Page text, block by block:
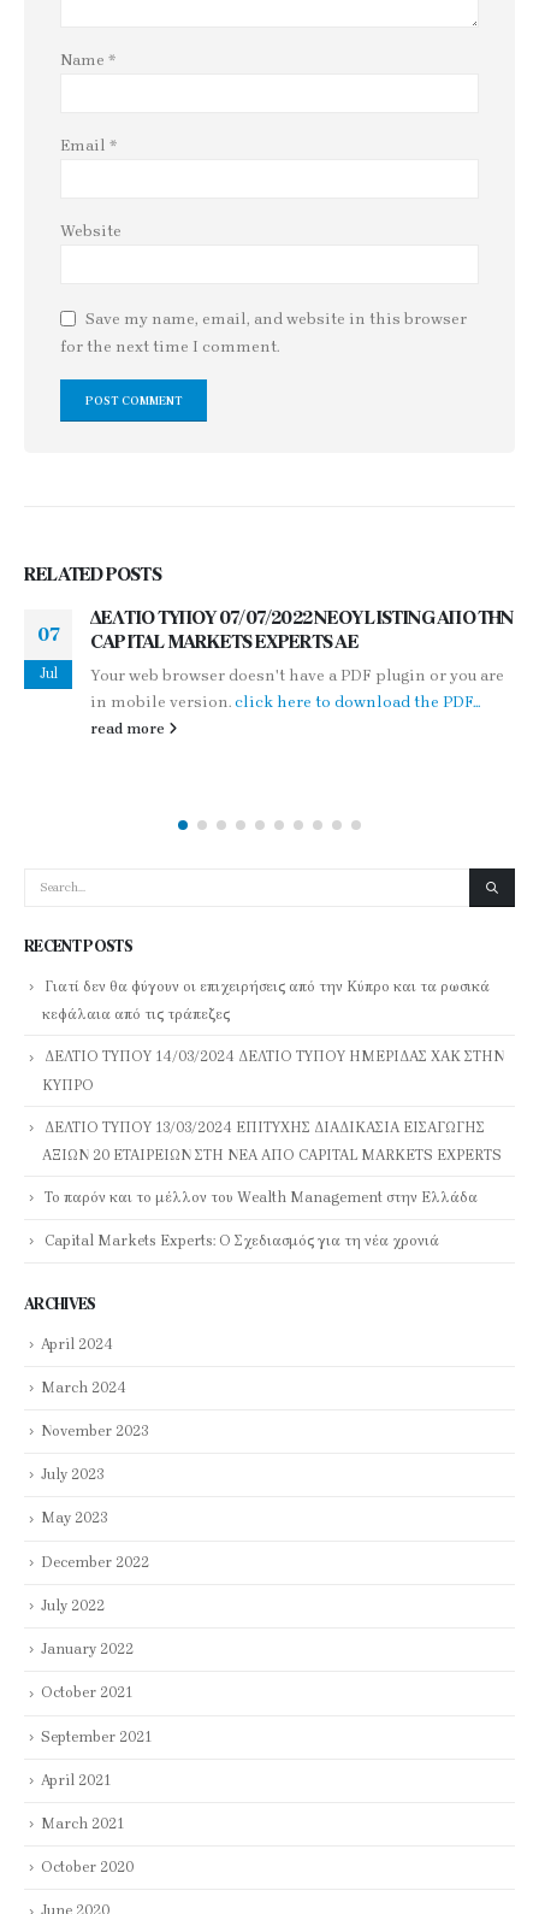
Name *
Email *
Website
Save my name, email, and website in this browser
for the next time I comment.
RELATEDPOSTS
29
Mar
ΔΕΛΤΙΟ ΤΥΠΟΥ 29/03/2012
Your web browser doesn't have a PDF plugin or you are
in mobile version.click here to download the PDF...
read more
RECENT POSTS
Γιατί δεν θα φύγουν οι επιχειρήσεις από την Κύπρο και τα ρωσικά
κεφάλαια από τις τράπεζες
ΔΕΛΤΙΟ ΤΥΠΟΥ 14/03/2024 ΔΕΛΤΙΟ ΤΥΠΟΥ ΗΜΕΡΙΔΑΣ ΧΑΚ ΣΤΗΝ
ΚΥΠΡΟ
ΔΕΛΤΙΟ ΤΥΠΟΥ 13/03/2024 ΕΠΙΤΥΧΗΣ ΔΙΑΔΙΚΑΣΙΑ ΕΙΣΑΓΩΓΗΣ
ΑΞΙΩΝ 20 ΕΤΑΙΡΕΙΩΝ ΣΤΗ ΝΕΑ ΑΠΟ CAPITAL MARKETS EXPERTS
Το παρόν και το μέλλον του Wealth Management στην Ελλάδα
Capital Markets Experts: Ο Σχεδιασμός για τη νέα χρονιά
ARCHIVES
April 2024
March 2024
November 2023
July 2023
May 2023
December 2022
July 2022
January 2022
October 2021
September 2021
April 2021
March 2021
October 2020